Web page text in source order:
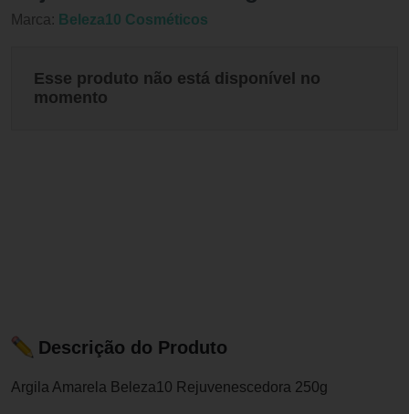
Marca: Beleza10 Cosméticos
Esse produto não está disponível no
momento
Descrição do Produto
Argila Amarela Beleza10 Rejuvenescedora 250g